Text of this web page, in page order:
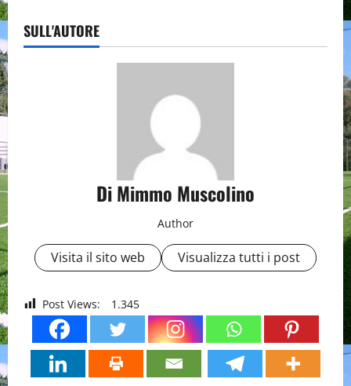
SULL'AUTORE
Di Mimmo Muscolino
Author
Visita il sito web Visualizza tutti i post
Post Views: 1.345